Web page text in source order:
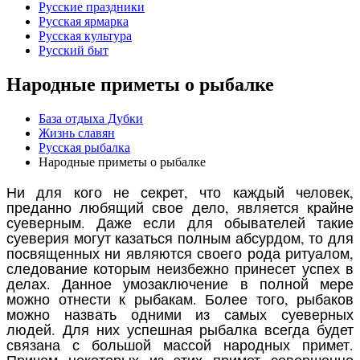
Русские праздники
Русская ярмарка
Русская культура
Русский быт
Народные приметы о рыбалке
База отдыха Дубки
Жизнь славян
Русская рыбалка
Народные приметы о рыбалке
Ни для кого не секрет, что каждый человек,
преданно любящий свое дело, является крайне
суеверным. Даже если для обывателей такие
суеверия могут казаться полным абсурдом, то для
посвященных ни являются своего рода ритуалом,
следование которым неизбежно принесет успех в
делах. Данное умозаключение в полной мере
можно отнести к рыбакам. Более того, рыбаков
можно назвать одними из самых суеверных
людей. Для них успешная рыбалка всегда будет
связана с большой массой народных примет.